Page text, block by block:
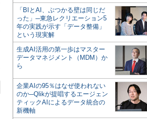
「BIとAI、ぶつかる壁は同じだ
った」─東急レクリエーション5
年の実践が示す「データ整備」
という現実解
生成AI活用の第一歩はマスター
データマネジメント（MDM）か
ら
企業AIの95％はなぜ使われない
のか─Qlikが提唱するエージェン
ティックAIによるデータ統合の
新機軸